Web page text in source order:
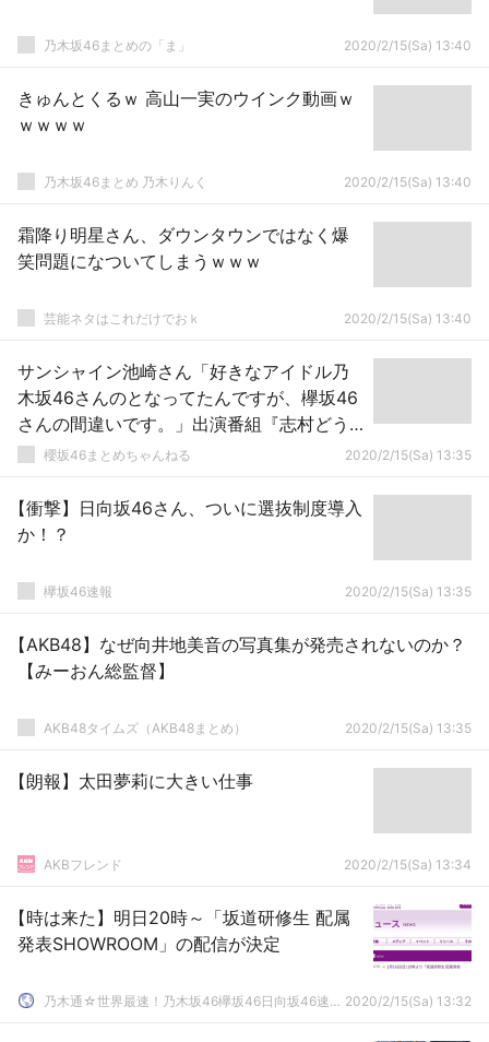
乃木坂46まとめの「ま」 2020/2/15(Sa) 13:40
きゅんとくるｗ 高山一実のウインク動画ｗ
ｗｗｗｗ
乃木坂46まとめ 乃木りんく 2020/2/15(Sa) 13:40
霜降り明星さん、ダウンタウンではなく爆
笑問題になついてしまうｗｗｗ
芸能ネタはこれだけでおｋ 2020/2/15(Sa) 13:40
サンシャイン池崎さん「好きなアイドル乃
木坂46さんのとなってたんですが、欅坂46
さんの間違いです。」出演番組『志村どう
ぶつ園』でのテロップを自身のツイッター
櫻坂46まとめちゃんねる 2020/2/15(Sa) 13:35
【衝撃】日向坂46さん、ついに選抜制度導入
か！？
欅坂46速報 2020/2/15(Sa) 13:35
【AKB48】なぜ向井地美音の写真集が発売されないのか？
【みーおん総監督】
AKB48タイムズ（AKB48まとめ） 2020/2/15(Sa) 13:35
【朗報】太田夢莉に大きい仕事
AKBフレンド 2020/2/15(Sa) 13:34
【時は来た】明日20時～「坂道研修生 配属
発表SHOWROOM」の配信が決定
乃木通☆世界最速！乃木坂46欅坂46日向坂46速報まとめ 2020/2/15(Sa) 13:32